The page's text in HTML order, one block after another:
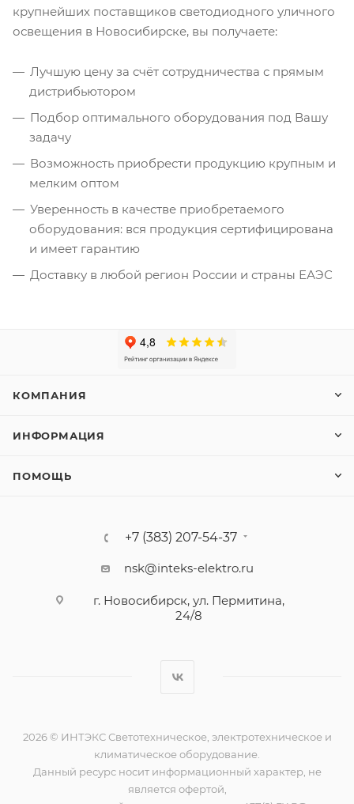
крупнейших поставщиков светодиодного уличного
освещения в Новосибирске, вы получаете:
Лучшую цену за счёт сотрудничества с прямым
дистрибьютором
Подбор оптимального оборудования под Вашу
задачу
Возможность приобрести продукцию крупным и
мелким оптом
Уверенность в качестве приобретаемого
оборудования: вся продукция сертифицирована
и имеет гарантию
Доставку в любой регион России и страны ЕАЭС
КОМПАНИЯ
ИНФОРМАЦИЯ
ПОМОЩЬ
+7 (383) 207-54-37
nsk@inteks-elektro.ru
г. Новосибирск, ул. Пермитина,
24/8
2026 © ИНТЭКС Светотехническое, электротехническое и
климатическое оборудование.
Данный ресурс носит информационный характер, не
является офертой,